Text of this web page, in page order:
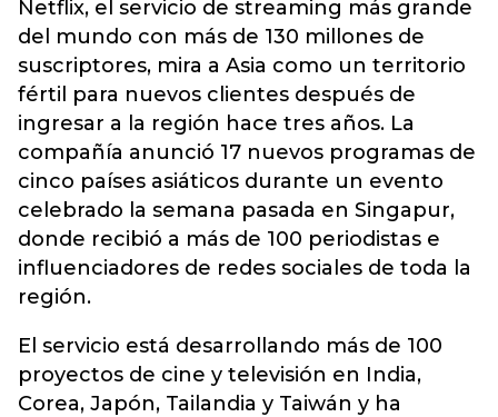
Netflix, el servicio de streaming más grande
del mundo con más de 130 millones de
suscriptores, mira a Asia como un territorio
fértil para nuevos clientes después de
ingresar a la región hace tres años. La
compañía anunció 17 nuevos programas de
cinco países asiáticos durante un evento
celebrado la semana pasada en Singapur,
donde recibió a más de 100 periodistas e
influenciadores de redes sociales de toda la
región.
El servicio está desarrollando más de 100
proyectos de cine y televisión en India,
Corea, Japón, Tailandia y Taiwán y ha